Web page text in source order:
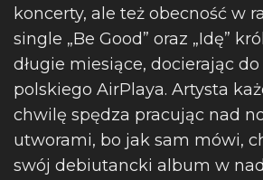
koncerty, ale też obecność w
single „Be Good” oraz „Idę”
długie miesiące, docierając do
polskiego AirPlaya. Artysta
chwilę spędza pracując nad
utworami, bo jak sam mówi,
swój debiutancki album w